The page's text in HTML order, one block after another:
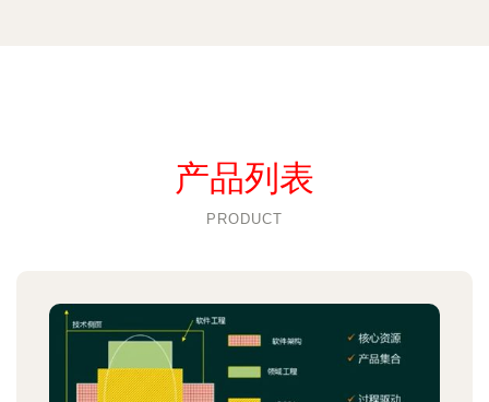
产品列表
PRODUCT